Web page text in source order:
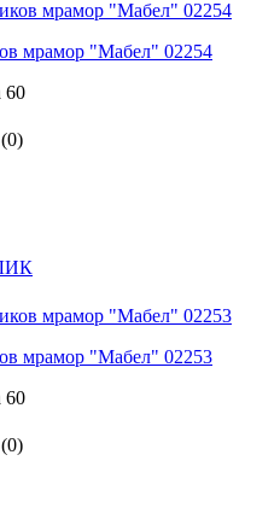
мрамор "Мабел" 02254
60
(0)
мрамор "Мабел" 02253
60
(0)